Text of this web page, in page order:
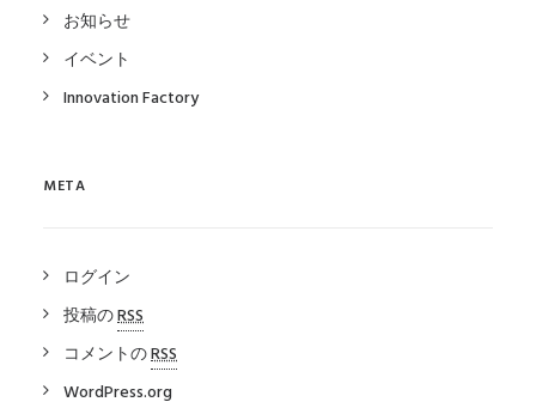
お知らせ
イベント
Innovation Factory
META
ログイン
投稿のRSS
コメントのRSS
WordPress.org